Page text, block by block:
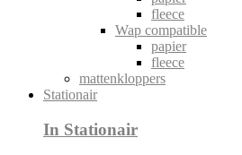
fleece
Wap compatible
papier
fleece
mattenkloppers
Stationair
In Stationair